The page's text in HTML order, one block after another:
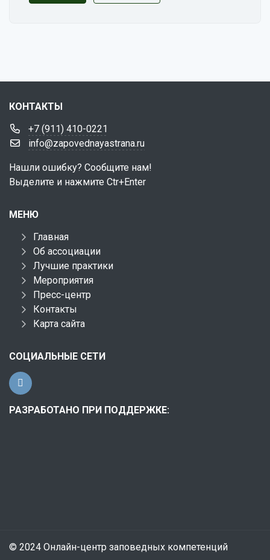
КОНТАКТЫ
+7 (911) 410-0221
info@zapovednayastrana.ru
Нашли ошибку? Сообщите нам!
Выделите и нажмите Ctr+Enter
МЕНЮ
Главная
Об ассоциации
Лучшие практики
Мероприятия
Пресс-центр
Контакты
Карта сайта
СОЦИАЛЬНЫЕ СЕТИ
РАЗРАБОТАНО ПРИ ПОДДЕРЖКЕ:
© 2024 Онлайн-центр заповедных компетенций